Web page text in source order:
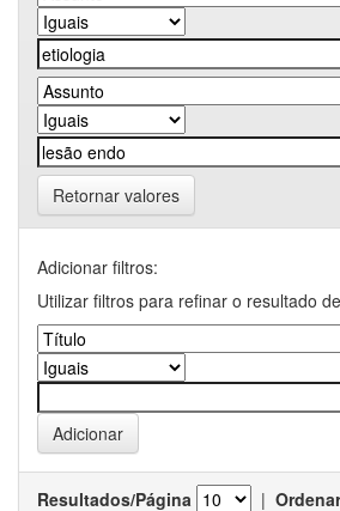
Retornar valores
Adicionar filtros:
Utilizar filtros para refinar o resultado
Resultados/Página |